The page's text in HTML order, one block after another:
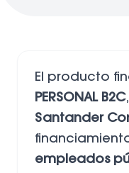
El producto
PERSONAL B2C
Santander
empleados